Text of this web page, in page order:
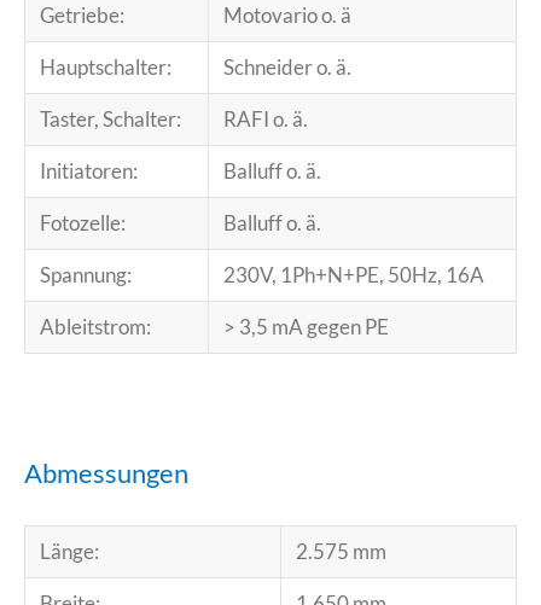
Getriebe: Motovario o. ä
Hauptschalter: Schneider o. ä.
Taster, Schalter: RAFI o. ä.
Initiatoren: Balluff o. ä.
Fotozelle: Balluff o. ä.
Spannung: 230V, 1Ph+N+PE, 50Hz, 16A
Ableitstrom: > 3,5 mA gegen PE
Abmessungen
Länge: 2.575 mm